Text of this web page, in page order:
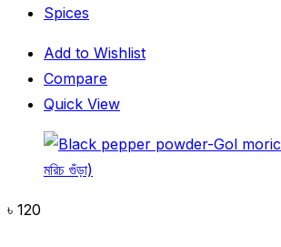
Spices
Add to Wishlist
Compare
Quick View
৳ 120